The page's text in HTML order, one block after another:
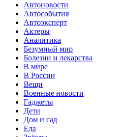
Автоновости
Автособытия
Автоэксперт
Актеры
Аналитика
Безумный мир
Болезни и лекарства
В мире
В России
Вещи
Военные новости
Гаджеты
Дети
Дом и сад
Еда